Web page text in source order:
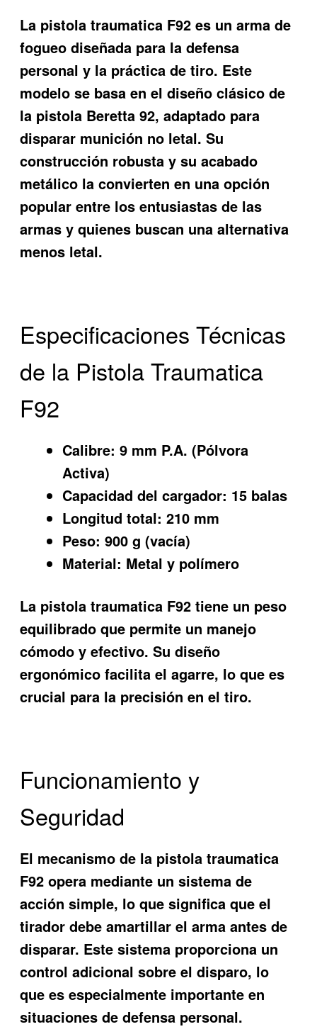
La pistola traumatica F92 es un arma de
fogueo diseñada para la defensa
personal y la práctica de tiro. Este
modelo se basa en el diseño clásico de
la pistola Beretta 92, adaptado para
disparar munición no letal. Su
construcción robusta y su acabado
metálico la convierten en una opción
popular entre los entusiastas de las
armas y quienes buscan una alternativa
menos letal.
Especificaciones Técnicas
de la Pistola Traumatica
F92
Calibre: 9 mm P.A. (Pólvora
Activa)
Capacidad del cargador: 15 balas
Longitud total: 210 mm
Peso: 900 g (vacía)
Material: Metal y polímero
La pistola traumatica F92 tiene un peso
equilibrado que permite un manejo
cómodo y efectivo. Su diseño
ergonómico facilita el agarre, lo que es
crucial para la precisión en el tiro.
Funcionamiento y
Seguridad
El mecanismo de la pistola traumatica
F92 opera mediante un sistema de
acción simple, lo que significa que el
tirador debe amartillar el arma antes de
disparar. Este sistema proporciona un
control adicional sobre el disparo, lo
que es especialmente importante en
situaciones de defensa personal.